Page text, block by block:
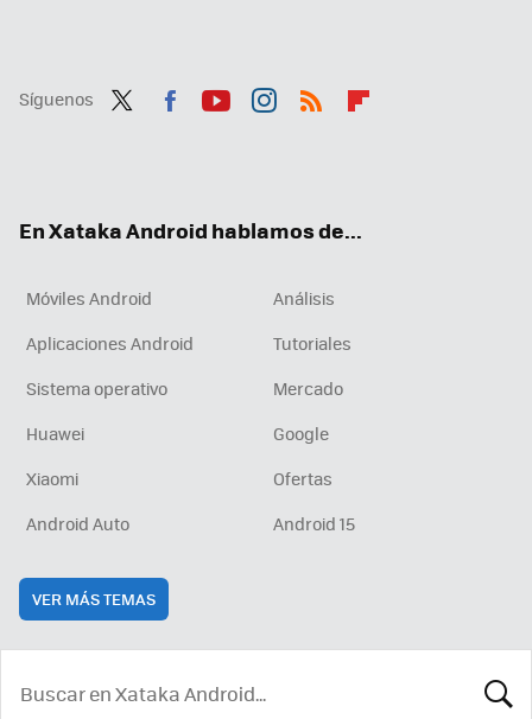
Síguenos
En Xataka Android hablamos de...
Móviles Android
Análisis
Aplicaciones Android
Tutoriales
Sistema operativo
Mercado
Huawei
Google
Xiaomi
Ofertas
Android Auto
Android 15
VER MÁS TEMAS